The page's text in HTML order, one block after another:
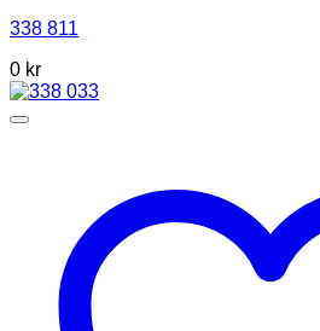
338 811
0 kr